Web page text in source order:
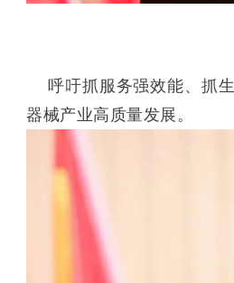
呼吁抓服务强效能、抓生
器械产业高质量发展。